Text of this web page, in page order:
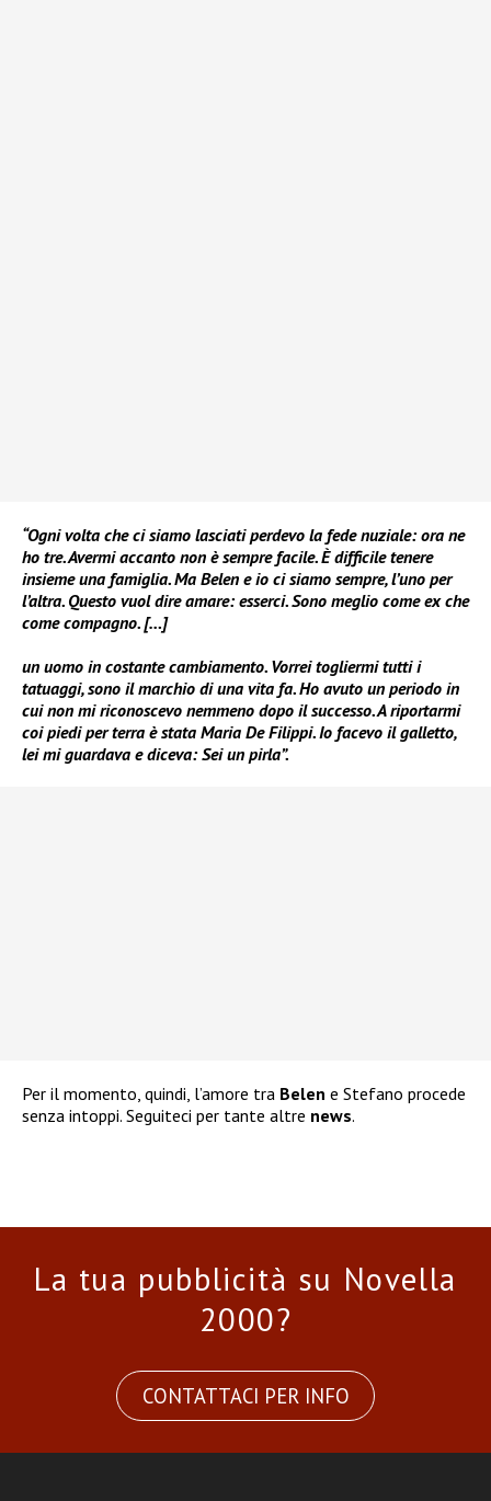
“Ogni volta che ci siamo lasciati perdevo la fede nuziale: ora ne
ho tre. Avermi accanto non è sempre facile. È difficile tenere
insieme una famiglia. Ma Belen e io ci siamo sempre, l’uno per
l’altra. Questo vuol dire amare: esserci. Sono meglio come ex che
come compagno. […]
un uomo in costante cambiamento. Vorrei togliermi tutti i
tatuaggi, sono il marchio di una vita fa. Ho avuto un periodo in
cui non mi riconoscevo nemmeno dopo il successo. A riportarmi
coi piedi per terra è stata Maria De Filippi. Io facevo il galletto,
lei mi guardava e diceva: Sei un pirla”.
Per il momento, quindi, l’amore tra Belen e Stefano procede
senza intoppi. Seguiteci per tante altre news.
La tua pubblicità su Novella
2000?
CONTATTACI PER INFO